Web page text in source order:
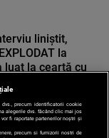
liniștit,
la
luat la ceartă cu
precum identificatorii cookie
alegerile dvs. făcând clic mai jos
fi raportate partenerilor noștri și
precum si furnizorii nostri de